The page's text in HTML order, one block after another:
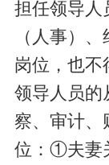
担任领导人
（人事）
岗位，也不
领导人员的
察、审计、
位：①夫妻